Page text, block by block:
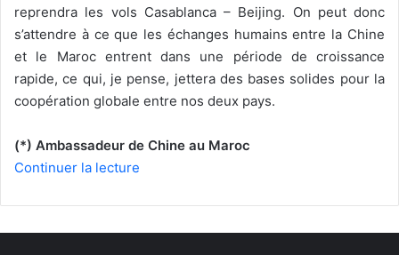
reprendra les vols Casablanca – Beijing. On peut donc
s’attendre à ce que les échanges humains entre la Chine
et le Maroc entrent dans une période de croissance
rapide, ce qui, je pense, jettera des bases solides pour la
coopération globale entre nos deux pays.
(*) Ambassadeur de Chine au Maroc
Continuer la lecture